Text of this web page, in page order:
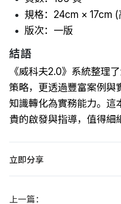
規格：24cm × 17cm
版次：一版
結語
《威科夫2.0》系統整理
策略，更透過豐富案例與
知識轉化為實務能力。這
貴的啟發與指導，值得細
立即分享
上一篇：